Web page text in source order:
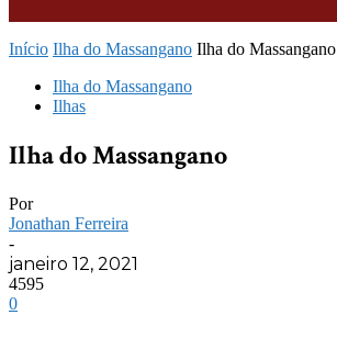
Início Ilha do Massangano Ilha do Massangano
Ilha do Massangano
Ilhas
Ilha do Massangano
Por
Jonathan Ferreira
-
janeiro 12, 2021
4595
0